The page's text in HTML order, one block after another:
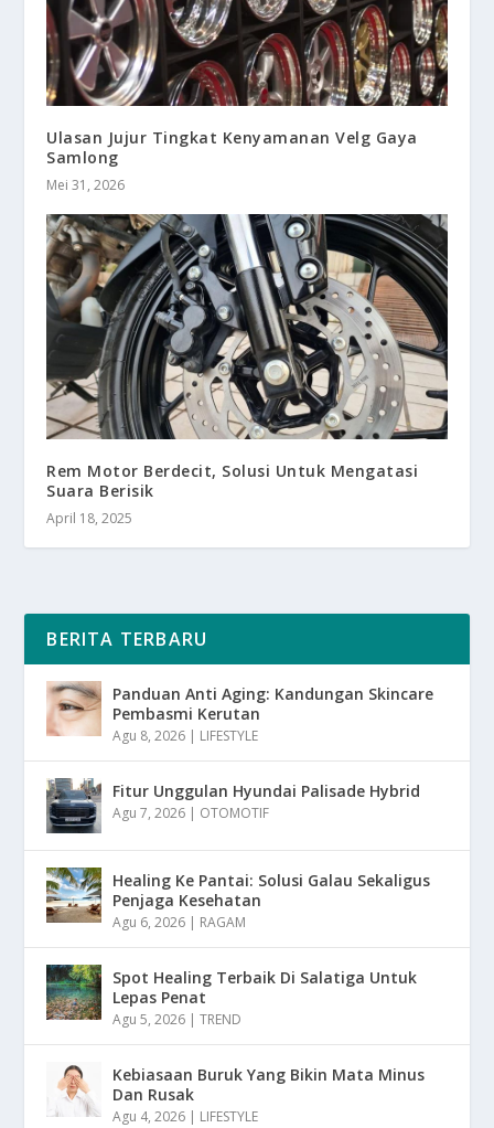
Ulasan Jujur Tingkat Kenyamanan Velg Gaya
Samlong
Mei 31, 2026
Rem Motor Berdecit, Solusi Untuk Mengatasi
Suara Berisik
April 18, 2025
BERITA TERBARU
Panduan Anti Aging: Kandungan Skincare
Pembasmi Kerutan
Agu 8, 2026 | LIFESTYLE
Fitur Unggulan Hyundai Palisade Hybrid
Agu 7, 2026 | OTOMOTIF
Healing Ke Pantai: Solusi Galau Sekaligus
Penjaga Kesehatan
Agu 6, 2026 | RAGAM
Spot Healing Terbaik Di Salatiga Untuk
Lepas Penat
Agu 5, 2026 |TREND
Kebiasaan Buruk Yang Bikin Mata Minus
Dan Rusak
Agu 4, 2026 | LIFESTYLE